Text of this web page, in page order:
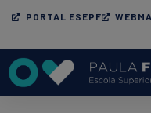
PORTAL ESEPF